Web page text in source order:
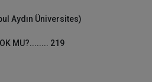
Aydın Üniversites)
MU?........ 219